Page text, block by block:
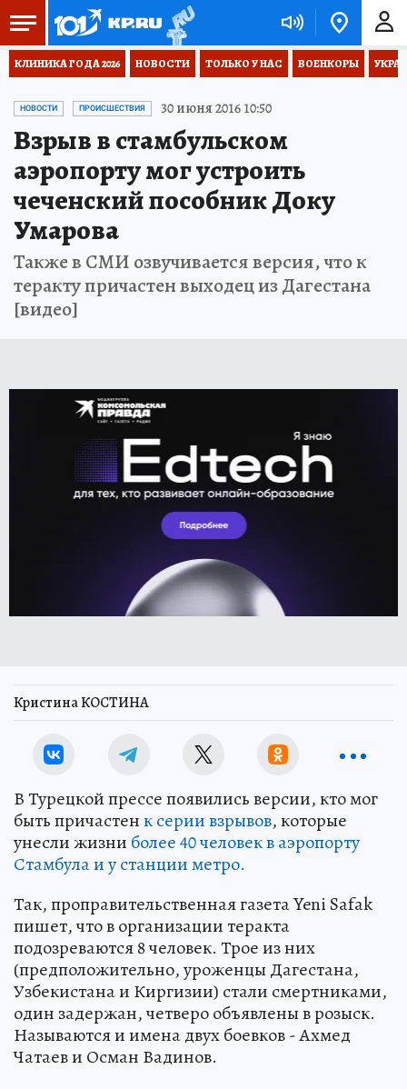
КЛИНИКА ГОДА 2026 НОВОСТИ ТОЛЬКО У НАС ВОЕНКОРЫ
НОВОСТИ ПРОИСШЕСТВИЯ 30 июня 2016 10:50
Взрыв в стамбульском
аэропорту мог устроить
чеченский пособник Доку
Умарова
Также в СМИ озвучивается версия, что к
теракту причастен выходец из Дагестана
[видео]
Кристина КОСТИНА
В Турецкой прессе появились версии, кто мог
быть причастенк серии взрывов, которые
унесли жизни более 40 человек в аэропорту
Стамбула и у станции метро.
Так, проправительственная газета Yeni Safak
пишет, что в организации теракта
подозреваются 8 человек. Трое из них
(предположительно, уроженцы Дагестана,
Узбекистана и Киргизии) стали смертниками,
один задержан, четверо объявлены в розыск.
Называются и имена двух боевков - Ахмед
Чатаев и Осман Вадинов.